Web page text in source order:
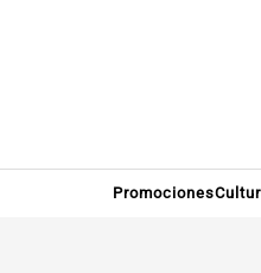
Promociones